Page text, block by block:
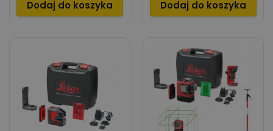
Dodaj do koszyka Dodaj do koszyka